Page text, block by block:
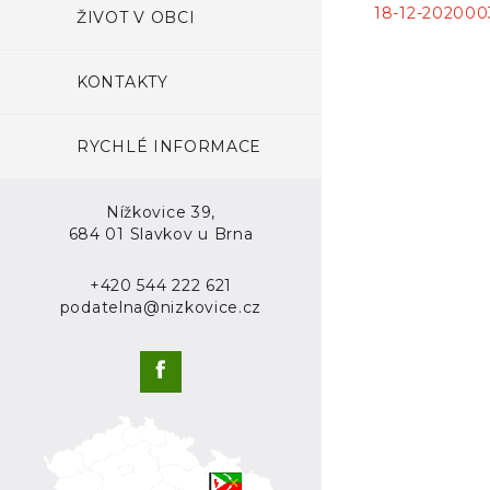
ŽIVOT V OBCI
KONTAKTY
RYCHLÉ INFORMACE
Nížkovice 39,
684 01 Slavkov u Brna
+420 544 222 621
podatelna@nizkovice.cz
18-12-